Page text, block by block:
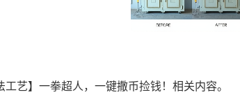
艺】一拳超人，一键撒币捡钱！相关内容。